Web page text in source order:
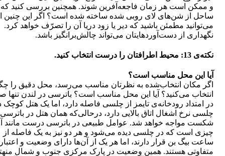
و ممکن است هر زمان فاجعه‌آفرین شوند. همچنین بررسی کنید که
ساحل از شن‏‌های لای روبی شده ساخته شده است؟ اگر این
می‏‌توانید مطمئن باشید که دیر یا زود دریا آن را تصرّف خواهد کرد.
نگهداری از دست‌‏آوردهایتان می‌‏تواند چالش‌برانگیز باشد.
نکته‌ی 13: محیط اطرافتان را درست انتخاب کنید.
آیا این محل مناسب است؟
اگر مکان انتخاب‌شده به نظرتان مناسب می‏‌رسد، محل دقیق را
انتخاب می‏‌کنید؟ آیا این محل مناسب است؟ باترسی در لندن تنها
در امتداد رودخانه‌ی تایمز از چلسی فاصله دارد، اما یک هتل کوچک
چلسی نرخ اشغال اتاق بالایی دارد، در‌حالی‌که همان هتل در باترسی
شکست مواجه خواهد شد. عوامل طبیعی در باترسی درست مانند
چیزی است که در چلسی دیده می‏‌شود و هر دو نیز به یک فاصله از
ساعت بیگ بن قرار دارند، اما هر یک از آن‌ها دارای وضعیت و اعتبار
متفاوتی هستند. همین وضعیت در پارک مرکزی جنوب و شمال